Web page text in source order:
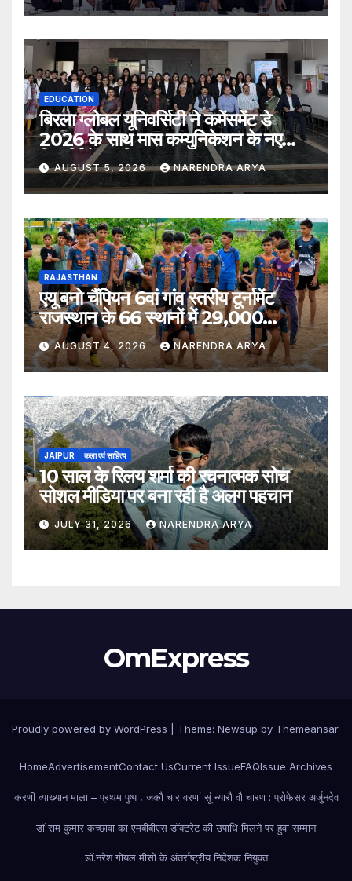
EDUCATION
बिरला ग्लोबल यूनिवर्सिटी ने कमेंसमेंट डे
2026 के साथ मास कम्युनिकेशन के नए
विद्यार्थियों का किया स्वागत
AUGUST 5, 2026 NARENDRA ARYA
RAJASTHAN
एयू बनो चैंपियन 6वां गांव स्तरीय टूर्नामेंट
राजस्थान के 66 स्थानों में 29,000
खिलाड़ियों की भागीदारी के साथ संपन्न हुआ
AUGUST 4, 2026 NARENDRA ARYA
JAIPUR कला एवं साहित्य
10 साल के रिलय शर्मा की रचनात्मक सोच
सोशल मीडिया पर बना रही है अलग पहचान
JULY 31, 2026 NARENDRA ARYA
OmExpress
Proudly powered by WordPress Theme: Newsup by Themeansar.
HomeAdvertisementContact UsCurrent IssueFAQIssue Archives
करणी व्याख्यान माला – प्रथम पुष्प , जकौ चार वरणां सूं न्यारौ वौ चारण : प्रोफेसर अर्जुनदेव
डॉ राम कुमार कच्छावा का एमबीबीएस डॉक्टरेट की उपाधि मिलने पर हुवा सम्मान
डॉ.नरेश गोयल मीसो के अंतर्राष्ट्रीय निदेशक नियुक्त